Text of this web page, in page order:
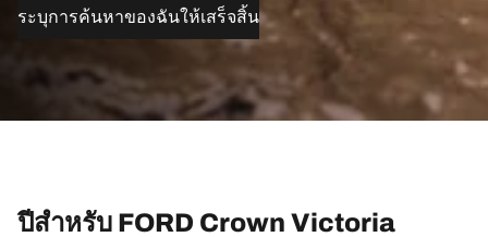
ระบุการค้นหาของฉันให้เสร็จสิ้น
ปีสำหรับ FORD Crown Victoria